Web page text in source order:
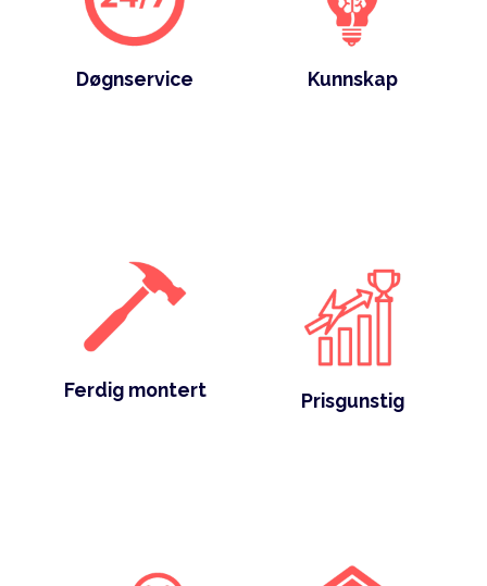
Døgnservice Kunnskap
Ferdig montert Prisgunstig